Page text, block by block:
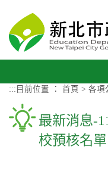
::: 目前位置 ： 首頁 > 各項
最新消息-
校預核名單